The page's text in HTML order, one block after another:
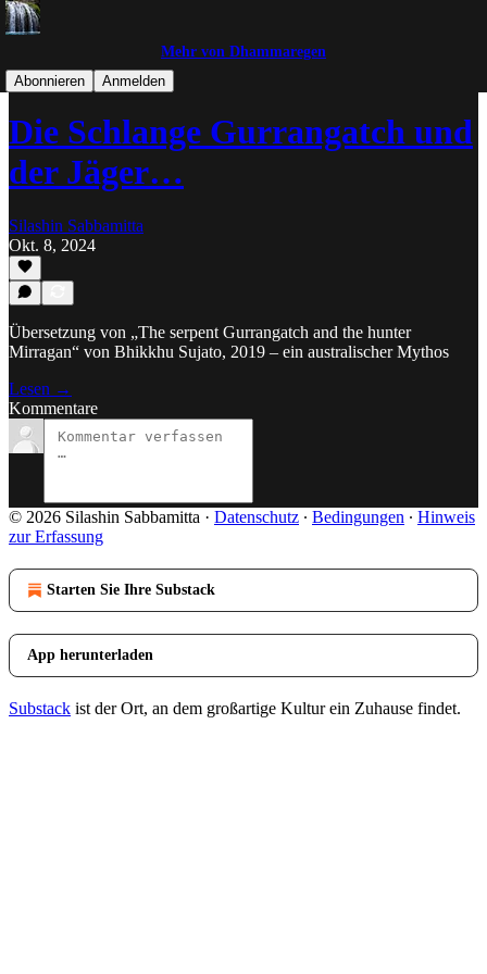
Mehr von Dhammaregen
Abonnieren
Anmelden
Buddhistische Mythologie
Die Schlange Gurrangatch und
der Jäger…
Silashin Sabbamitta
Okt. 8, 2024
Übersetzung von „The serpent Gurrangatch and the hunter
Mirragan“ von Bhikkhu Sujato, 2019 – ein australischer Mythos
Lesen →
Kommentare
© 2026 Silashin Sabbamitta · Datenschutz ∙ Bedingungen ∙ Hinweis
zur Erfassung
Starten Sie Ihre Substack
App herunterladen
Substack ist der Ort, an dem großartige Kultur ein Zuhause findet.